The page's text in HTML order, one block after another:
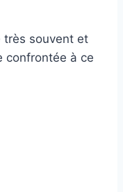
très souvent et
confrontée à ce